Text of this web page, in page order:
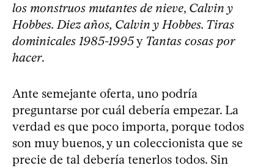
los monstruos mutantes de nieve, Calvin y
Hobbes. Diez años, Calvin y Hobbes. Tiras
dominicales 1985-1995y Tantas cosas por
hacer.
Ante semejante oferta, uno podría
preguntarse por cuál debería empezar. La
verdad es que poco importa, porque todos
son muy buenos, y un coleccionista que se
precie de tal debería tenerlos todos. Sin